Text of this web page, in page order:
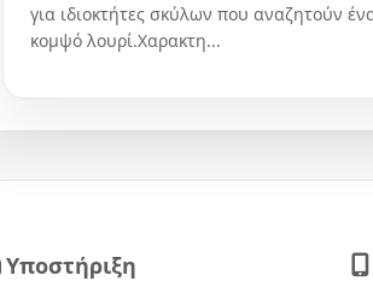
για ιδιοκτήτες σκύλων που αναζητούν
κομψό λουρί.Χαρακτη...
Υποστήριξη